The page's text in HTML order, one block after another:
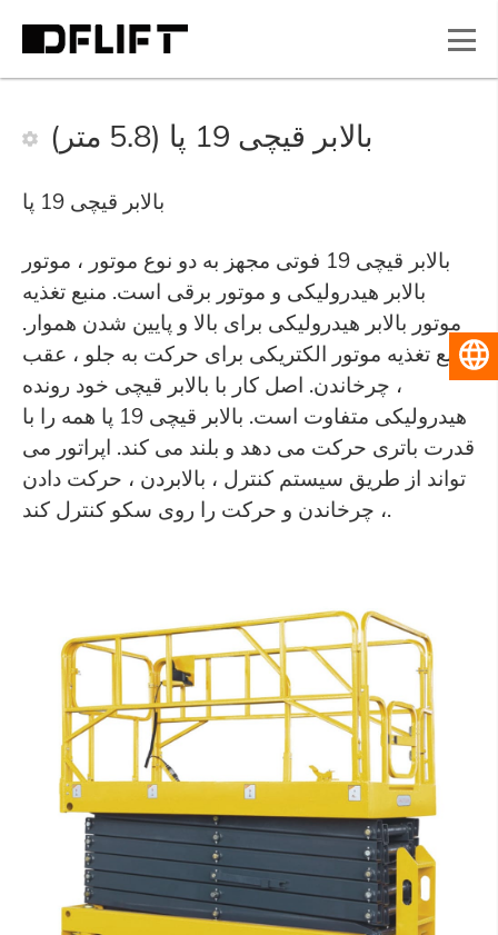
بالابر قیچی 19 پا (5.8 متر)
بالابر قیچی 19 پا
بالابر قیچی 19 فوتی مجهز به دو نوع موتور ، موتور
بالابر هیدرولیکی و موتور برقی است. منبع تغذیه
موتور بالابر هیدرولیکی برای بالا و پایین شدن هموار.
منبع تغذیه موتور الکتریکی برای حرکت به جلو ، عقب
، چرخاندن. اصل کار با بالابر قیچی خود رونده
هیدرولیکی متفاوت است. بالابر قیچی 19 پا همه را با
قدرت باتری حرکت می دهد و بلند می کند. اپراتور می
تواند از طریق سیستم کنترل ، بالابردن ، حرکت دادن
، چرخاندن و حرکت را روی سکو کنترل کند.
فارسی